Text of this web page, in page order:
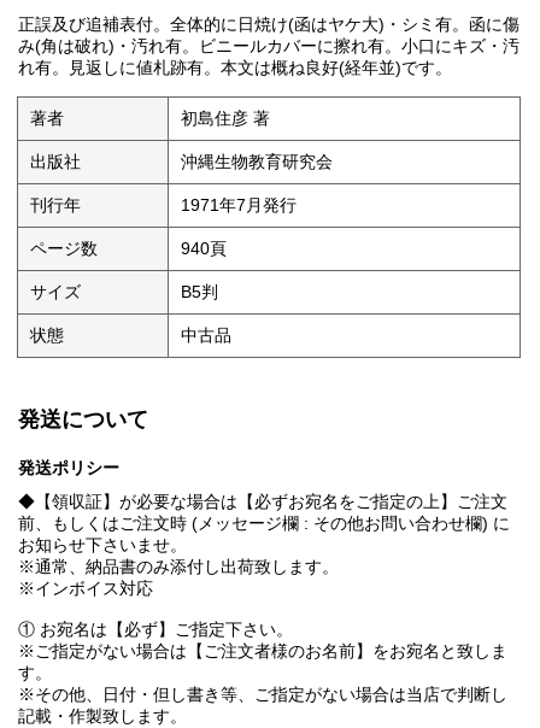
正誤及び追補表付。全体的に日焼け(函はヤケ大)・シミ有。函に傷
み(角は破れ)・汚れ有。ビニールカバーに擦れ有。小口にキズ・汚
れ有。見返しに値札跡有。本文は概ね良好(経年並)です。
著者 初島住彦 著
出版社 沖縄生物教育研究会
刊行年 1971年7月発行
ページ数 940頁
サイズ B5判
状態 中古品
発送について
発送ポリシー
◆【領収証】が必要な場合は【必ずお宛名をご指定の上】ご注文
前、もしくはご注文時 (メッセージ欄 : その他お問い合わせ欄) に
お知らせ下さいませ。
※通常、納品書のみ添付し出荷致します。
※インボイス対応
① お宛名は【必ず】ご指定下さい。
※ご指定がない場合は【ご注文者様のお名前】をお宛名と致しま
す。
※その他、日付・但し書き等、ご指定がない場合は当店で判断し
記載・作製致します。